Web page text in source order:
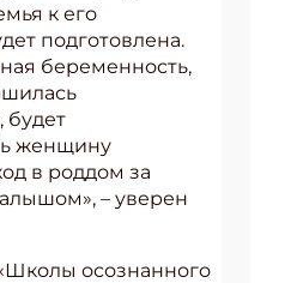
к его
подготовлена.
беременность,
будет
женщину
в роддом за
– уверен
осознанного